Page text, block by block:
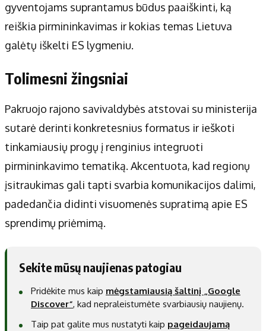
gyventojams suprantamus būdus paaiškinti, ką
reiškia pirmininkavimas ir kokias temas Lietuva
galėtų iškelti ES lygmeniu.
Tolimesni žingsniai
Pakruojo rajono savivaldybės atstovai su ministerija
sutarė derinti konkretesnius formatus ir ieškoti
tinkamiausių progų į renginius integruoti
pirmininkavimo tematiką. Akcentuota, kad regionų
įsitraukimas gali tapti svarbia komunikacijos dalimi,
padedančia didinti visuomenės supratimą apie ES
sprendimų priėmimą.
Sekite mūsų naujienas patogiau
Pridėkite mus kaip mėgstamiausią šaltinį „Google
Discover“, kad nepraleistumėte svarbiausių naujienų.
Taip pat galite mus nustatyti kaip pageidaujamą